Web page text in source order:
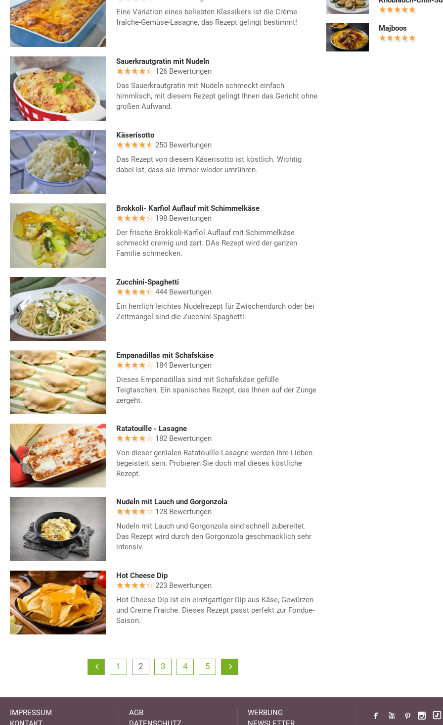
Eine Variation eines beliebten Klassikers ist die Crème
fraîche-Gemüse-Lasagne, das Rezept gelingt bestimmt!
Sauerkrautgratin mit Nudeln
126 Bewertungen
Das Sauerkrautgratin mit Nudeln schmeckt einfach
himmlisch, mit diesem Rezept gelingt Ihnen das Gericht ohne
großen Aufwand.
Käserisotto
250 Bewertungen
Das Rezept von diesem Käserisotto ist köstlich. Wichtig
dabei ist, dass sie immer wieder umrühren.
Brokkoli- Karfiol Auflauf mit Schimmelkäse
198 Bewertungen
Der frische Brokkoli-Karfiol Auflauf mit Schimmelkäse
schmeckt cremig und zart. DAs Rezept wird der ganzen
Familie schmecken.
Zucchini-Spaghetti
444 Bewertungen
Ein herrlich leichtes Nudelrezept für Zwischendurch oder bei
Zeitmangel sind die Zucchini-Spaghetti.
Empanadillas mit Schafskäse
184 Bewertungen
Dieses Empanadillas sind mit Schafskäse gefülle
Teigtaschen. Ein spanisches Rezept, das Ihnen auf der Zunge
zergeht.
Ratatouille - Lasagne
182 Bewertungen
Von dieser genialen Ratatouille-Lasagne werden Ihre Lieben
begeistert sein. Probieren Sie doch mal dieses köstliche
Rezept.
Nudeln mit Lauch und Gorgonzola
128 Bewertungen
Nudeln mit Lauch und Gorgonzola sind schnell zubereitet.
Das Rezept wird durch den Gorgonzola geschmacklich sehr
intensiv.
Hot Cheese Dip
223 Bewertungen
Hot Cheese Dip ist ein einzigartiger Dip aus Käse, Gewürzen
und Creme Fraiche. Dieses Rezept passt perfekt zur Fondue-
Saison.
1 2 3 4 5
Majboos
IMPRESSUM
AGB
WERBUNG